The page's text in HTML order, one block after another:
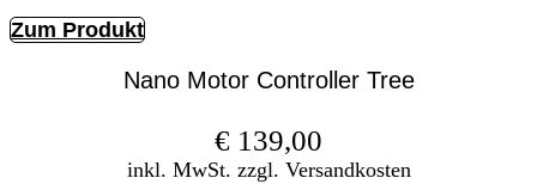
Zum Produkt
Nano Motor Controller Tree
€ 139,00
inkl. MwSt. zzgl. Versandkosten